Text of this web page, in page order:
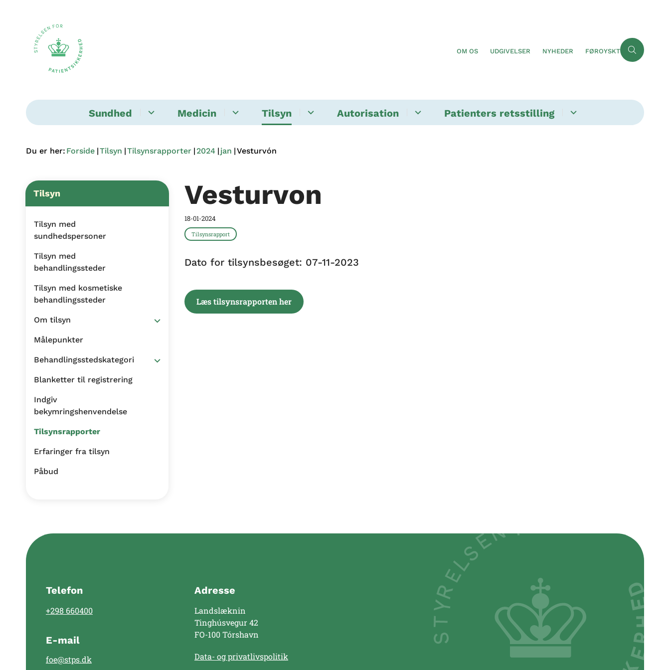
OM OS UDGIVELSER NYHEDER FØROYSKT
Sundhed Medicin Tilsyn Autorisation Patienters retsstilling
Du er her: Forside Tilsyn Tilsynsrapporter 2024 jan Vesturvón
Tilsyn
Tilsyn med
sundhedspersoner
Tilsyn med
behandlingssteder
Tilsyn med kosmetiske
behandlingssteder
Om tilsyn
Målepunkter
Behandlingsstedskategori
Blanketter til registrering
Indgiv
bekymringshenvendelse
Tilsynsrapporter
Erfaringer fra tilsyn
Påbud
Vesturvon
18-01-2024
Tilsynsrapport
Dato for tilsynsbesøget: 07-11-2023
Læs tilsynsrapporten her
Telefon
+298 660400
E-mail
foe@stps.dk
Adresse
Landslæknin
Tinghúsvegur 42
FO-100 Tórshavn
Data- og privatlivspolitik